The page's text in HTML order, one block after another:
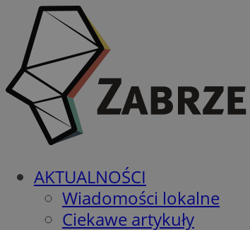
AKTUALNOŚCI
Wiadomości lokalne
Ciekawe artykuły